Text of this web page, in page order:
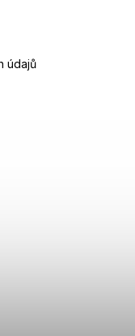
údajů